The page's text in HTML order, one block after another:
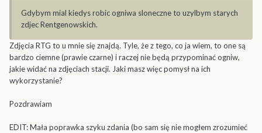
Gdybym mial kiedys robic ogniwa sloneczne to uzylbym starych
zdjec Rentgenowskich.
Zdjęcia RTG to u mnie się znajdą. Tyle, że z tego, co ja wiem, to one są
bardzo ciemne (prawie czarne) i raczej nie będą przypominać ogniw,
jakie widać na zdjęciach stacji. Jaki masz więc pomysł na ich
wykorzystanie?
Pozdrawiam
EDIT: Mała poprawka szyku zdania (bo sam się nie mogłem zrozumieć